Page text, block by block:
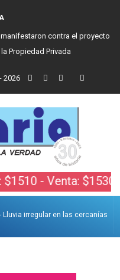
contra el proyecto
Propiedad Privada
2026
- Venta: $1530 |
- Lluvia irregular en las cercanías